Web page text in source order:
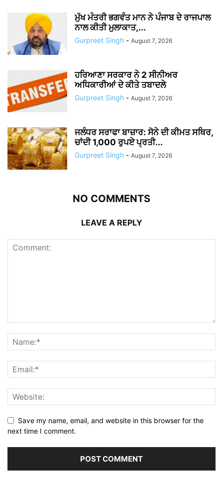
ਮੁੱਖ ਮੰਤਰੀ ਭਗਵੰਤ ਮਾਨ ਨੇ ਪੰਜਾਬ ਦੇ ਰਾਜਪਾਲ
ਨਾਲ ਕੀਤੀ ਮੁਲਾਕਾਤ,...
Gurpreet Singh - August 7, 2026
ਹਰਿਆਣਾ ਸਰਕਾਰ ਨੇ 2 ਸੀਨੀਅਰ
ਅਧਿਕਾਰੀਆਂ ਦੇ ਕੀਤੇ ਤਬਾਦਲੇ
Gurpreet Singh - August 7, 2026
ਜਲੰਧਰ ਸਰਾਫਾ ਬਾਜ਼ਾਰ: ਸੋਨੇ ਦੀ ਕੀਮਤ ਸਥਿਰ,
ਚਾਂਦੀ 1,000 ਰੁਪਏ ਪ੍ਰਤੀ...
Gurpreet Singh - August 7, 2026
NO COMMENTS
LEAVE A REPLY
Save my name, email, and website in this browser for the
next time I comment.